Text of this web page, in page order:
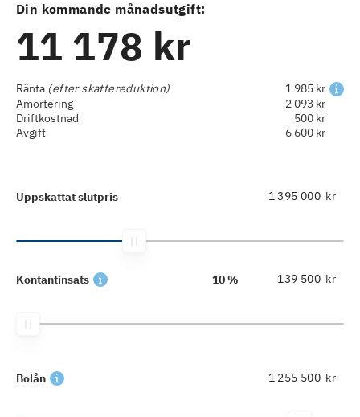
Din kommande månadsutgift:
11 178 kr
Ränta (efter skattereduktion)
1 985 kr
Amortering
2 093 kr
Driftkostnad
500 kr
Avgift
6 600 kr
Uppskattat slutpris kr
Kontantinsats 10 % kr
Bolån kr